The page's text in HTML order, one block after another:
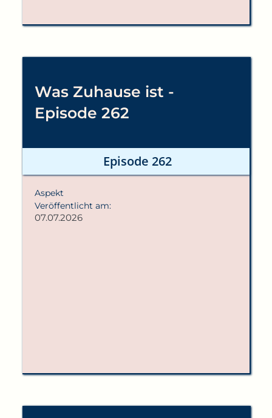
Was Zuhause ist -
Episode 262
Episode 262
Aspekt
Veröffentlicht am:
07.07.2026